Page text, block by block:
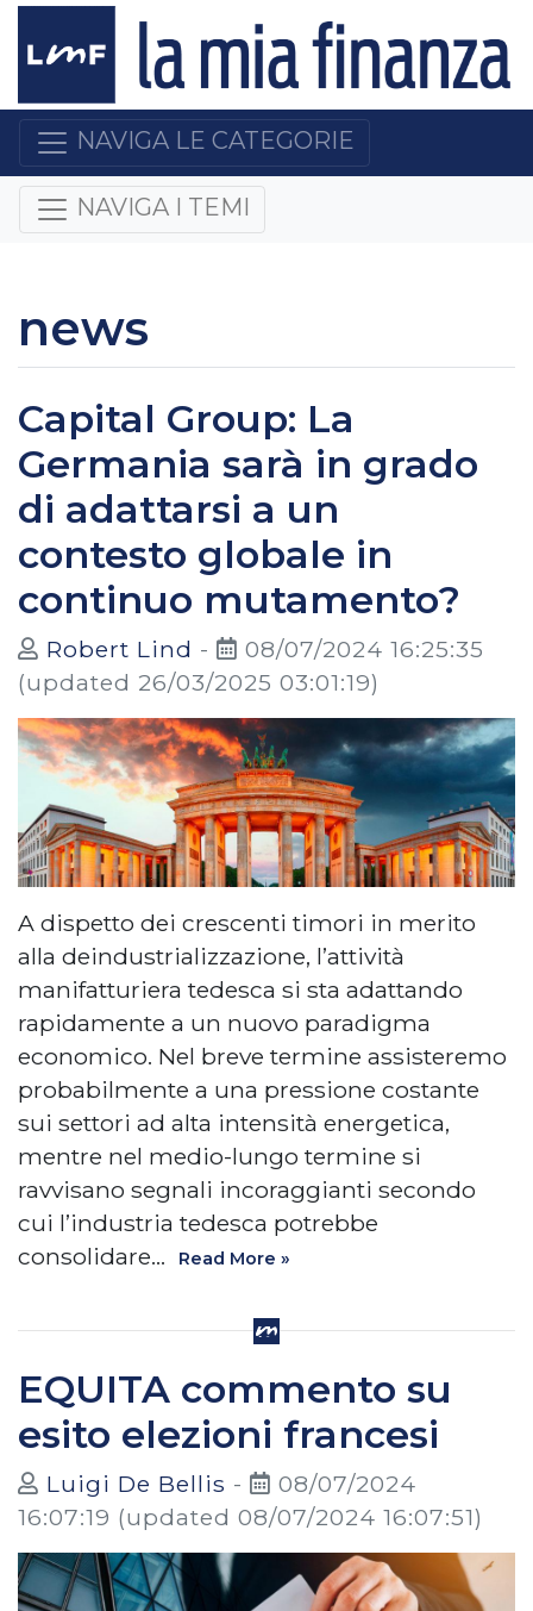
NAVIGA LE CATEGORIE
NAVIGA I TEMI
news
Capital Group: La
Germania sarà in grado
di adattarsi a un
contesto globale in
continuo mutamento?
Robert Lind -
08/07/2024 16:25:35
(updated 26/03/2025 03:01:19)
A dispetto dei crescenti timori in merito
alla deindustrializzazione, l’attività
manifatturiera tedesca si sta adattando
rapidamente a un nuovo paradigma
economico. Nel breve termine assisteremo
probabilmente a una pressione costante
sui settori ad alta intensità energetica,
mentre nel medio-lungo termine si
ravvisano segnali incoraggianti secondo
cui l’industria tedesca potrebbe
consolidare…
Read More »
EQUITA commento su
esito elezioni francesi
Luigi De Bellis -
08/07/2024
16:07:19 (updated 08/07/2024 16:07:51)